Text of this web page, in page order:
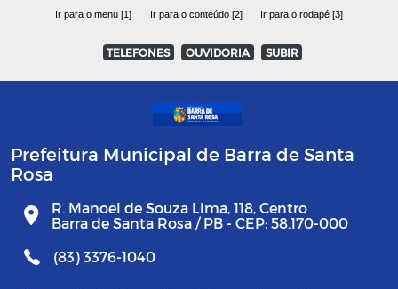
Ir para o menu [1] Ir para o conteúdo [2] Ir para o rodapé [3]
TELEFONES OUVIDORIA SUBIR
Prefeitura Municipal de Barra de Santa
Rosa
R. Manoel de Souza Lima, 118, Centro
Barra de Santa Rosa / PB - CEP: 58.170-000
(83) 3376-1040